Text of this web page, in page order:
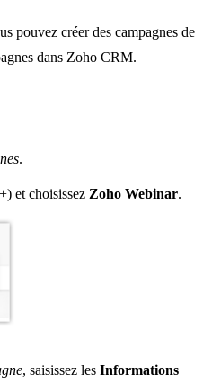
pouvez créer des campagnes de
dans Zoho CRM.
.
et choisissez Zoho Webinar.
, saisissez les Informations